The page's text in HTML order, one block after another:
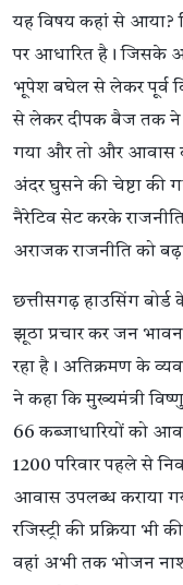
यह विषय कहां से आया?
पर आधारित है। जिसके
भूपेश बघेल से लेकर पूर्व
से लेकर दीपक बैज तक ने
गया और तो और आवास व
अंदर घुसने की चेष्टा की
नैरेटिव सेट करके
अराजक राजनीति को
छत्तीसगढ़ हाउसिंग बोर्ड
झूठा प्रचार कर जन
रहा है। अतिक्रमण के
ने कहा कि मुख्यमंत्री
66 कब्जाधारियों को
1200 परिवार पहले से
आवास उपलब्ध कराया
रजिस्ट्री की प्रक्रिया भी
वहां अभी तक भोजन